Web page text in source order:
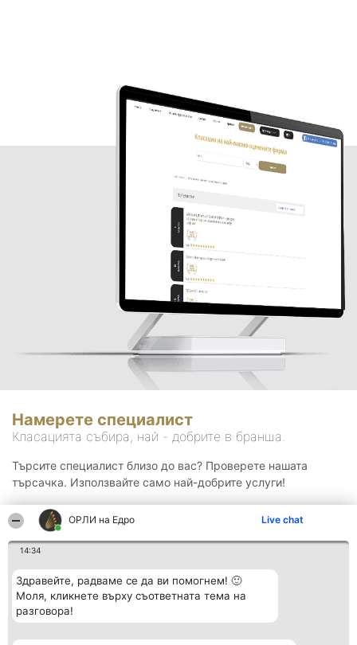
ОРЛИ на Едро Live chat
14:34
Здравейте, радваме се да ви помогнем! 🙂
Моля, кликнете върху съответната тема на
разговора!
Намерете специалист
Класацията събира, най - добрите в бранша.
Търсите специалист близо до вас? Проверете нашата
търсачка. Използвайте само най-добрите услуги!